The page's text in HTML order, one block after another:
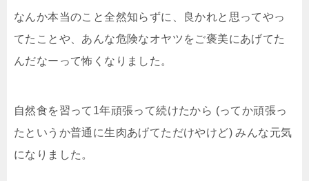
なんか本当のこと全然知らずに、良かれと思ってやっ
てたことや、あんな危険なオヤツをご褒美にあげてた
んだなーって怖くなりました。
自然食を習って1年頑張って続けたから (ってか頑張っ
たというか普通に生肉あげてただけやけど) みんな元気
になりました。